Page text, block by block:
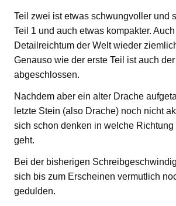
Teil zwei ist etwas schwungvoller und
Teil 1 und auch etwas kompakter.
Detailreichtum der Welt wieder
Genauso wie der erste Teil ist auch
abgeschlossen.
Nachdem aber ein alter Drache
letzte Stein (also Drache) noch nicht
sich schon denken in welche Richtung
geht.
Bei der bisherigen
sich bis zum Erscheinen vermutlich
gedulden.